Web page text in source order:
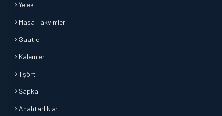
Yelek
Masa Takvimleri
Saatler
Kalemler
Tşört
Şapka
Anahtarlıklar